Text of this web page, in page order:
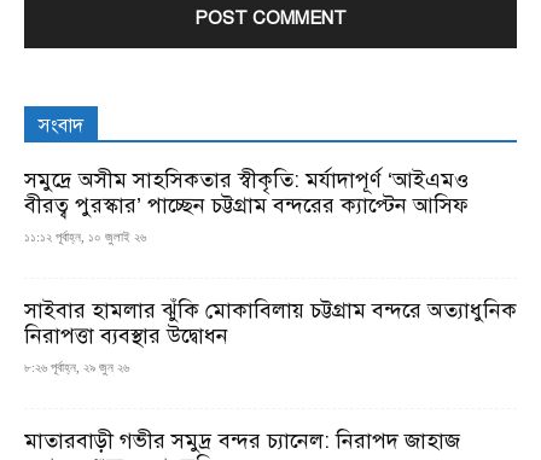
সংবাদ
সমুদ্রে অসীম সাহসিকতার স্বীকৃতি: মর্যাদাপূর্ণ ‘আইএমও
বীরত্ব পুরস্কার’ পাচ্ছেন চট্টগ্রাম বন্দরের ক্যাপ্টেন আসিফ
১১:১২ পূর্বাহ্ন, ১০ জুলাই ২৬
সাইবার হামলার ঝুঁকি মোকাবিলায় চট্টগ্রাম বন্দরে অত্যাধুনিক
নিরাপত্তা ব্যবস্থার উদ্বোধন
৮:২৬ পূর্বাহ্ন, ২৯ জুন ২৬
মাতারবাড়ী গভীর সমুদ্র বন্দর চ্যানেল: নিরাপদ জাহাজ